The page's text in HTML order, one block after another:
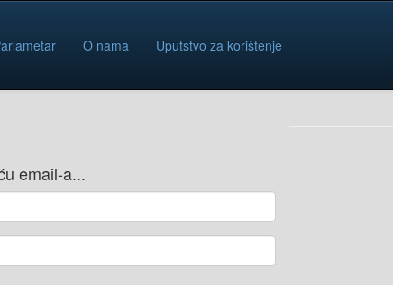
O nama Uputstvo za korištenje
email-a...